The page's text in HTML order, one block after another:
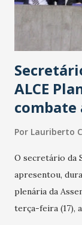
ALCE
combate
Por Lauriberto
O secretário da
apresentou,
plenária da
terça-feira (17),